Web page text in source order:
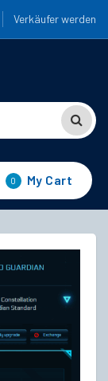
Verkäufer werden
0 My Cart